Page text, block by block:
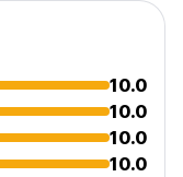
10.0
10.0
10.0
10.0